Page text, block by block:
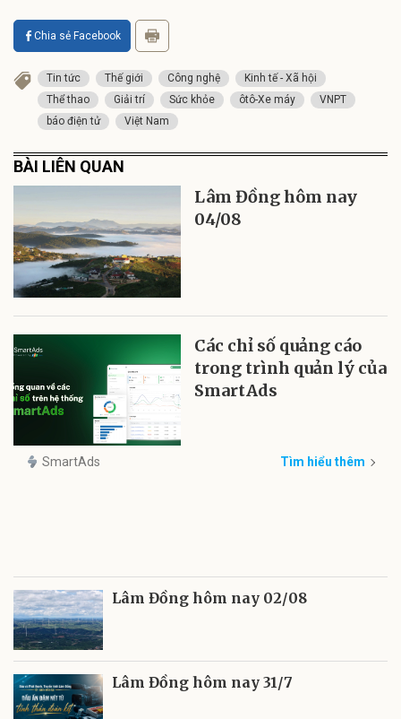
Chia sẻ Facebook
Tin tức Thế giới Công nghệ
Kinh tế - Xã hội
Thể thao
Giải trí Sức khỏe ôtô-Xe máy
VNPT
báo điện tử
Việt Nam
BÀI LIÊN QUAN
Lâm Đồng hôm nay
04/08
Các chỉ số quảng cáo
trong trình quản lý của
SmartAds
SmartAds Tìm hiểu thêm
Lâm Đồng hôm nay 02/08
Lâm Đồng hôm nay 31/7